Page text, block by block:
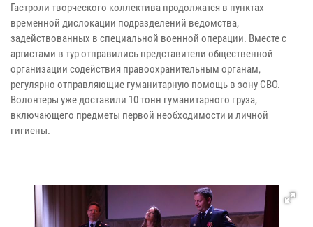
Гастроли творческого коллектива продолжатся в пунктах
временной дислокации подразделений ведомства,
задействованных в специальной военной операции. Вместе с
артистами в тур отправились представители общественной
организации содействия правоохранительным органам,
регулярно отправляющие гуманитарную помощь в зону СВО.
Волонтеры уже доставили 10 тонн гуманитарного груза,
включающего предметы первой необходимости и личной
гигиены.